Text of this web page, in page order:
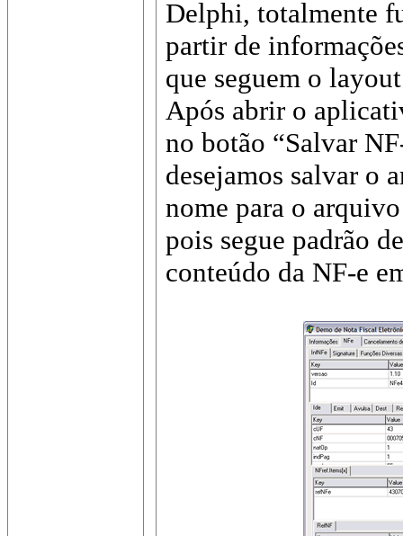
Delphi, totalmente
partir de
que seguem o
Após abrir o
no botão “Salvar
desejamos salvar o
nome para o
pois segue padrão
conteúdo da NF-e